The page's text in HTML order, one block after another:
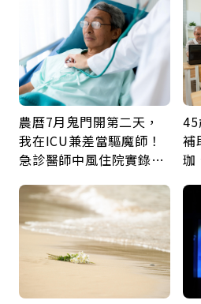
農曆7月鬼門開第二天，
我在ICU兼差當驅魔師！
急診醫師中風住院實錄：
45
補
珈